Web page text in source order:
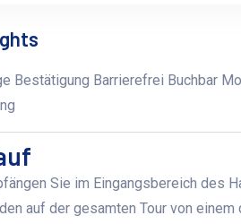
Bestätigung Barrierefrei Buchbar
Sie im Eingangsbereich des
auf der gesamten Tour von